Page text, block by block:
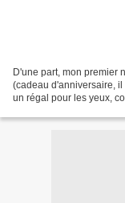
D'une part, mon premier
(cadeau d'anniversaire, il
un régal pour les yeux,